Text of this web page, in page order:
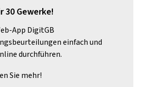
Gewerke!
App DigitGB
einfach und
durchführen.
Sie mehr!